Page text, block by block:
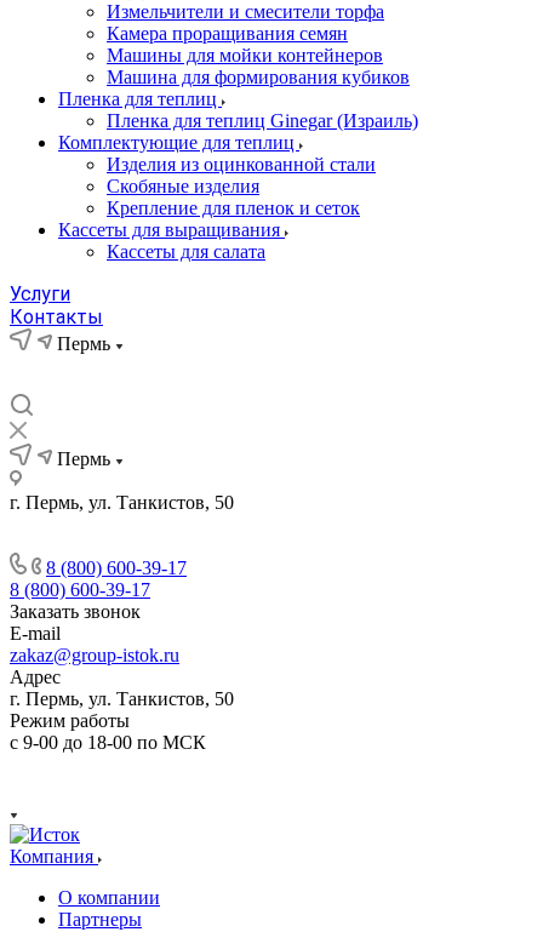
Измельчители и смесители торфа
Камера проращивания семян
Машины для мойки контейнеров
Машина для формирования кубиков
Пленка для теплиц
Пленка для теплиц Ginegar (Израиль)
Комплектующие для теплиц
Изделия из оцинкованной стали
Скобяные изделия
Крепление для пленок и сеток
Кассеты для выращивания
Кассеты для салата
Услуги
Контакты
Пермь
Пермь
г. Пермь, ул. Танкистов, 50
8 (800) 600-39-17
8 (800) 600-39-17
Заказать звонок
E-mail
zakaz@group-istok.ru
Адрес
г. Пермь, ул. Танкистов, 50
Режим работы
с 9-00 до 18-00 по МСК
Компания
О компании
Партнеры